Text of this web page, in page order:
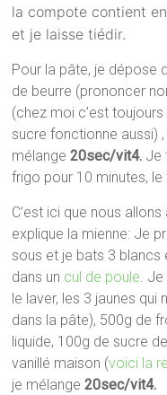
la compote contient
et je laisse tiédir.
Pour la pâte, je dépose
de beurre (prononcer
(chez moi c’est
sucre fonctionne aussi)
mélange20sec/vit4. Je
frigo pour 10 minutes, le
C’est ici que nous
explique la mienne: Je
sous et je bats 3 blancs
dans un cul de poule. Je
le laver, les 3 jaunes
dans la pâte), 500g de
liquide, 100g de sucre
vanillé maison (voici la
je mélange20sec/vit4.